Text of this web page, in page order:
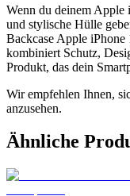
Wenn du deinem Apple
und stylische Hülle
Backcase Apple iPhone
kombiniert Schutz,
Produkt, das dein
Wir empfehlen Ihnen,
anzusehen.
Ähnliche